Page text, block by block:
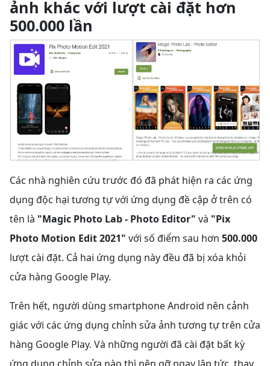
ảnh khác với lượt cài đặt hơn
500.000 lần
Các nhà nghiên cứu trước đó đã phát hiện ra các ứng
dụng độc hại tương tự với ứng dụng đề cập ở trên có
tên là "Magic Photo Lab - Photo Editor" và "Pix
Photo Motion Edit 2021" với số điểm sau hơn 500.000
lượt cài đặt. Cả hai ứng dụng này đều đã bị xóa khỏi
cửa hàng Google Play.
Trên hết, người dùng smartphone Android nên cảnh
giác với các ứng dụng chỉnh sửa ảnh tương tự trên cửa
hàng Google Play. Và những người đã cài đặt bất kỳ